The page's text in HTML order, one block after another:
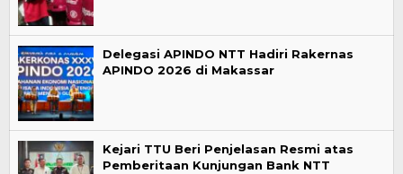
Delegasi APINDO NTT Hadiri Rakernas
APINDO 2026 di Makassar
Kejari TTU Beri Penjelasan Resmi atas
Pemberitaan Kunjungan Bank NTT